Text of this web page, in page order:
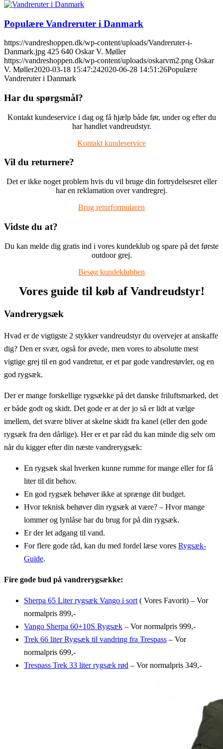
Populære Vandreruter i Danmark
https://vandreshoppen.dk/wp-content/uploads/Vandreruter-i-
Danmark.jpg 425 640 Oskar V. Møller
https://vandreshoppen.dk/wp-content/uploads/oskarvm2.png Oskar
V. Møller2020-03-18 15:47:242020-06-28 14:51:26Populære
Vandreruter i Danmark
Har du spørgsmål?
Kontakt kundeservice i dag og få hjælp både før, under og efter du
har handlet vandreudstyr.
Kontakt kundeservice
Vil du returnere?
Det er ikke noget problem hvis du vil bruge din fortrydelsesret eller
har en reklamation over vandregrej.
Brug returformularen
Vidste du at?
Du kan melde dig gratis ind i vores kundeklub og spare på det første
outdoor grej.
Besøg kundeklubben
Vores guide til køb af Vandreudstyr!
Vandrerygsæk
Hvad er de vigtigste 2 stykker vandreudstyr du overvejer at anskaffe
dig? Den er svær, også for øvede, men vores to absolutte mest
vigtige grej til en god vandretur, er et par gode vandrestøvler, og en
god rygsæk.
Der er mange forskellige rygsække på det danske friluftsmarked, det
er både godt og skidt. Det gode er at der jo så er lidt at vælge
imellem, det svære bliver at skelne skidt fra kanel (eller den gode
rygsæk fra den dårlige). Her er et par råd du kan minde dig selv om
når du kigger efter din næste vandrerygsæk:
En rygsæk skal hverken kunne rumme for mange eller for få
liter til dit behov.
En god rygsæk behøver ikke at sprænge dit budget.
Hvor teknisk behøver din rygsæk at være? – Hvor mange
lommer og lynlåse har du brug for på din rygsæk.
Er der let adgang til vand.
For flere gode råd, kan du med fordel læse vores Rygsæk-
Guide.
Fire gode bud på vandrerygsække:
Sherpa 65 Liter rygsæk Vango i sort ( Vores Favorit) – Vor
normalpris 899,-
Vango Sherpa 60+10S Rygsæk – Vor normalpris 999,-
Trek 66 liter Rygsæk til vandring fra Trespass – Vor
normalpris 699,-
Trespass Trek 33 liter rygsæk rød – Vor normalpris 349,-